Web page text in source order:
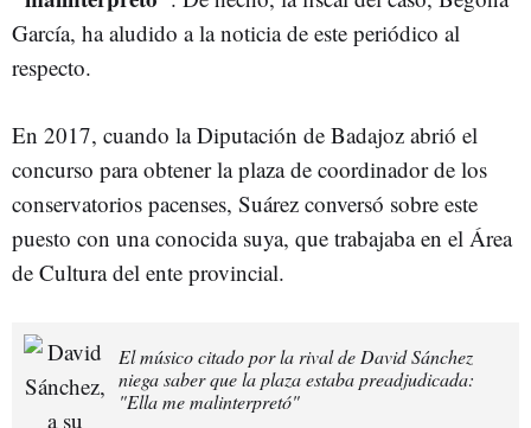
García, ha aludido a la noticia de este periódico al
respecto.
En 2017, cuando la Diputación de Badajoz abrió el
concurso para obtener la plaza de coordinador de los
conservatorios pacenses, Suárez conversó sobre este
puesto con una conocida suya, que trabajaba en el Área
de Cultura del ente provincial.
El músico citado por la rival de David Sánchez
niega saber que la plaza estaba preadjudicada:
"Ella me malinterpretó"